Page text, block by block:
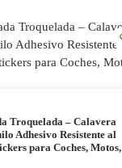
Troquelada – Calavera
Adhesivo Resistente al
para Coches, Motos,